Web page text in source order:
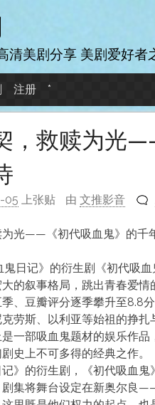
清美剧分享 美剧爱好者
注册 *
，救赎为光
05 上张贴 由文推影音
为光——《初代吸血鬼》的千
鬼日记》的衍生剧《初代吸
的叙事格局，跳出青春爱
、豆瓣评分逐季攀升至8.8
劳斯、以利亚等始祖的挣
一部吸血鬼题材的娱乐作
史上不可多得的经典之作。
》的衍生剧，《初代吸血
集将舞台设定在新奥尔良